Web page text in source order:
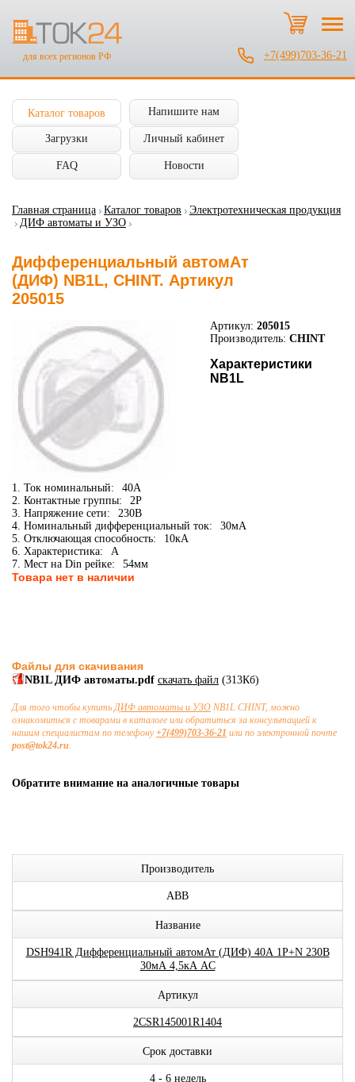
для всех регионов РФ +7(499)703-36-21
Каталог товаров Напишите нам
Загрузки Личный кабинет
FAQ Новости
Главная страница Каталог товаров
Электротехническая продукция
ДИФ автоматы и УЗО
Дифференциальный автомАт
(ДИФ) NB1L, CHINT. Артикул
205015
Артикул: 205015
Производитель: CHINT
Характеристики
NB1L
1. Ток номинальный:
40А
2. Контактные группы:
2P
3. Напряжение сети:
230В
4. Номинальный дифференциальный ток:
30мА
5. Отключающая способность:
10кА
6. Характеристика:
A
7. Мест на Din рейке:
54мм
Товара нет в наличии
Файлы для скачивания
NB1L ДИФ автоматы.pdf скачать файл (313Кб)
Для того чтобы купитьДИФ автоматы и УЗО NB1L CHINT, можно
ознакомиться с товарами в каталоге или обратиться за консультацией к
нашим специалистам по телефону+7(499)703-36-21 или по электронной почте
post@tok24.ru.
Обратите внимание на аналогичные товары
Производитель
ABB
Название
DSH941R Дифференциальный автомАт (ДИФ) 40А 1P+N 230В
30мА 4,5кА AC
Артикул
2CSR145001R1404
Срок доставки
4 - 6 недель